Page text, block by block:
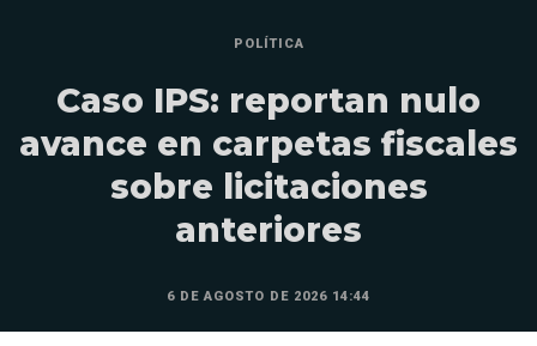
POLÍTICA
Caso IPS: reportan nulo
avance en carpetas fiscales
sobre licitaciones
anteriores
6 DE AGOSTO DE 2026 14:44